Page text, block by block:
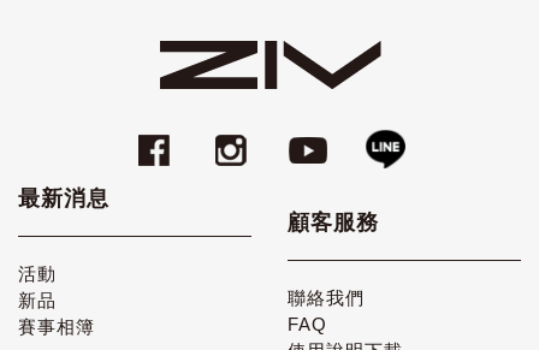
最新消息
活動
新品
賽事相簿
顧客服務
聯絡我們
FAQ